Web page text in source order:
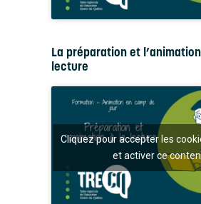
La préparation et
lecture
Cliquez pour accepter les
et activer ce